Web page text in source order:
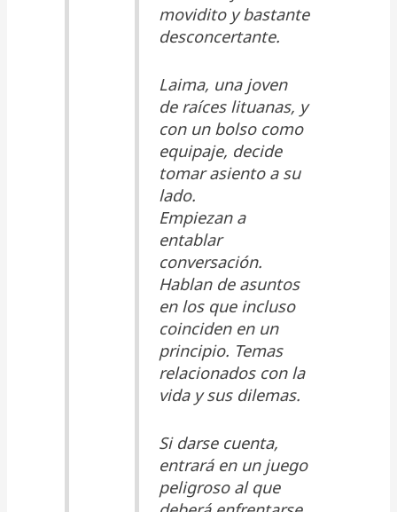
movidito y bastante
desconcertante.
Laima, una joven
de raíces lituanas, y
con un bolso como
equipaje, decide
tomar asiento a su
lado.
Empiezan a
entablar
conversación.
Hablan de asuntos
en los que incluso
coinciden en un
principio. Temas
relacionados con la
vida y sus dilemas.
Si darse cuenta,
entrará en un juego
peligroso al que